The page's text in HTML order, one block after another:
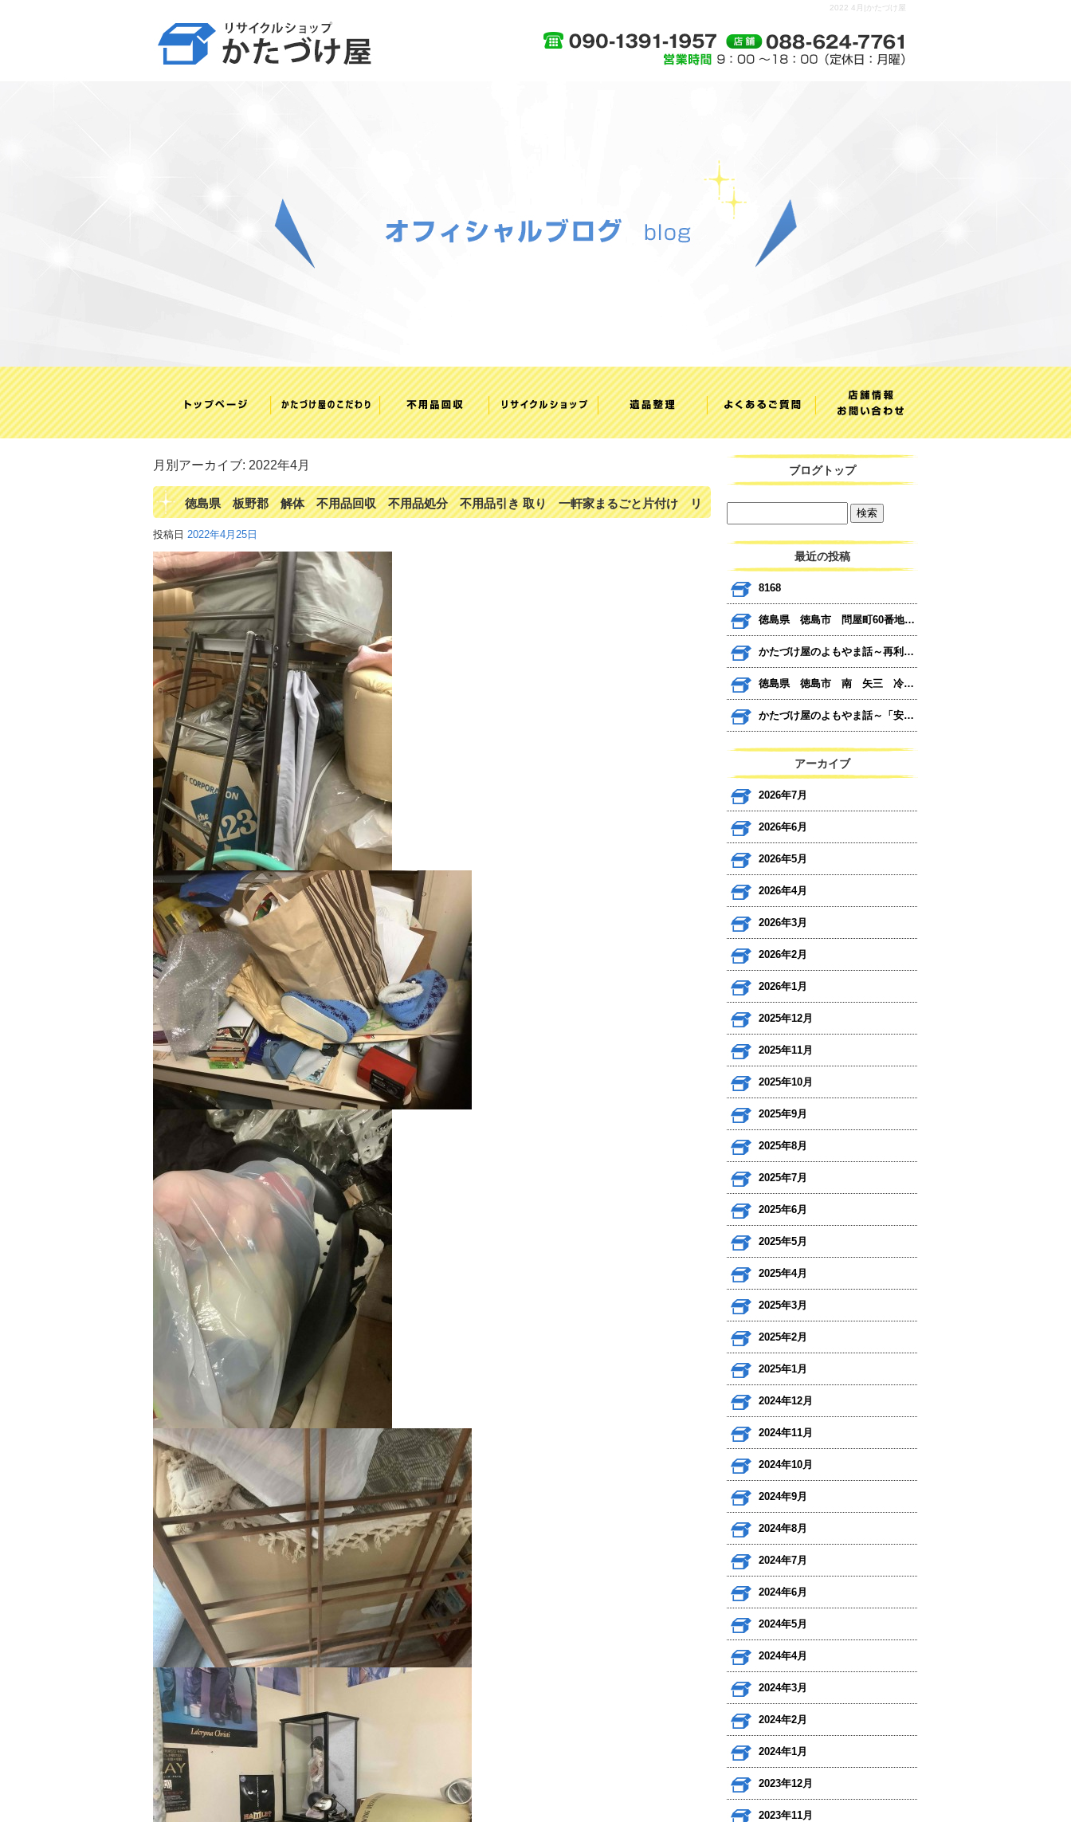
2022 4月|かたづけ屋
月別アーカイブ: 2022年4月
徳島県 板野郡 解体 不用品回収 不用品処分 不用品引き 取り 一軒家まるごと片付け リ
サイクルショップかたづけ屋
投稿日 2022年4月25日
ブログトップ
最近の投稿
8168
徳島県 徳島市 問屋町60番地 びっくり日曜市
かたづけ屋のよもやま話～再利用だけではない～
徳島県 徳島市 南 矢三 冷蔵庫 テレビ
かたづけ屋のよもやま話～「安心」と「見える化」～
アーカイブ
2026年7月
2026年6月
2026年5月
2026年4月
2026年3月
2026年2月
2026年1月
2025年12月
2025年11月
2025年10月
2025年9月
2025年8月
2025年7月
2025年6月
2025年5月
2025年4月
2025年3月
2025年2月
2025年1月
2024年12月
2024年11月
2024年10月
2024年9月
2024年8月
2024年7月
2024年6月
2024年5月
2024年4月
2024年3月
2024年2月
2024年1月
2023年12月
2023年11月